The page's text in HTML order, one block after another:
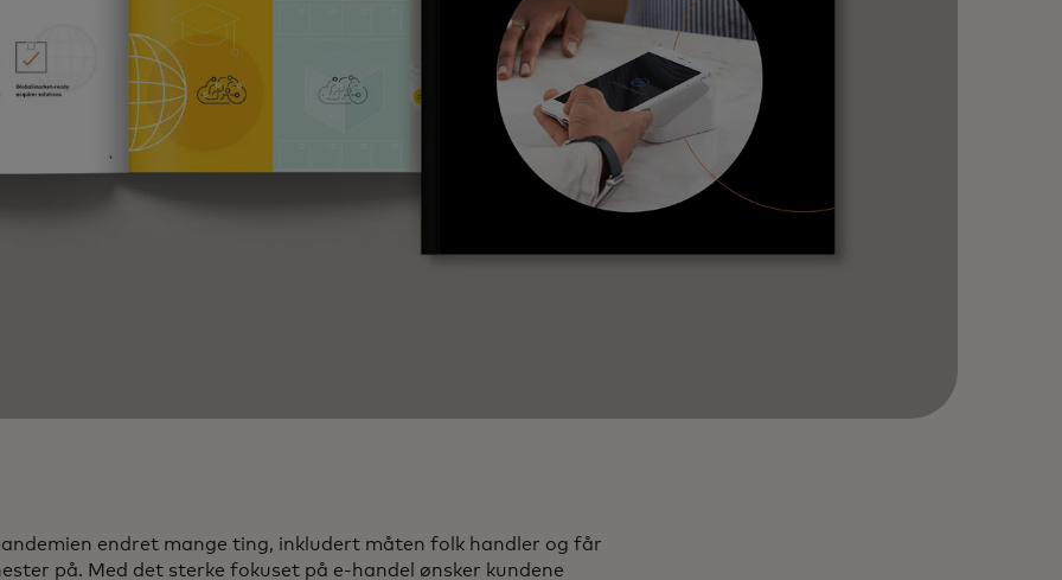
endret mange ting, inkludert måten folk handler og får
på. Med det sterke fokuset på e-handel ønsker kundene